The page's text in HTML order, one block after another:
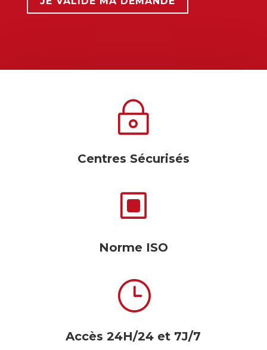
~
Centres Sécurisés
W
Norme ISO
}
Accès 24H/24 et 7J/7